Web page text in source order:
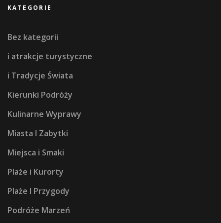
KATEGORIE
Bez kategorii
i atrakcje turystyczne
i Tradycje Świata
Kierunki Podróży
Kulinarne Wyprawy
Miasta I Zabytki
Miejsca i Smaki
Plaże i Kurorty
Plaże I Przygody
Podróże Marzeń